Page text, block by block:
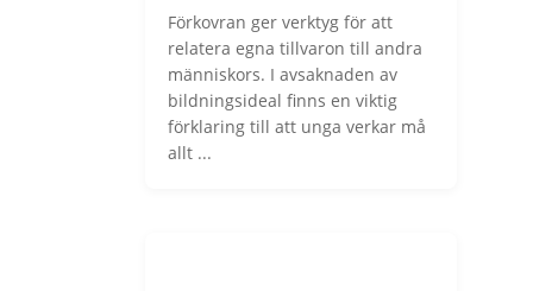
Förkovran ger verktyg för att
relatera egna tillvaron till andra
människors. I avsaknaden av
bildningsideal finns en viktig
förklaring till att unga verkar må
allt ...